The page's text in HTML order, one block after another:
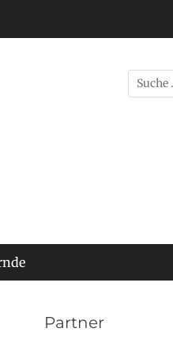
Suchen
nach:
Partner